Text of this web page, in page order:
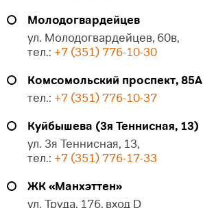
Молодогвардейцев
ул. Молодогвардейцев, 60в,
тел.: +7 (351) 776-10-30
Комсомольский проспект, 85А
тел.: +7 (351) 776-10-37
Куйбышева (3я Теннисная, 13)
ул. 3я Теннисная, 13,
тел.: +7 (351) 776-17-33
ЖК «Манхэттен»
ул. Труда, 176, вход D